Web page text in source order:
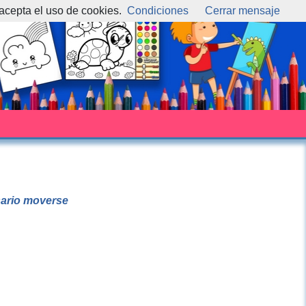
moverse
el uso de cookies. Condiciones Cerrar mensaje